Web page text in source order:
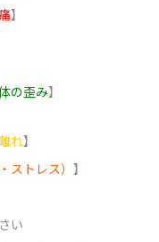
】
の歪み】
れ】
ストレス） 】
い